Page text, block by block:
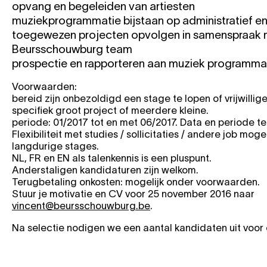
opvang en begeleiden van artiesten
muziekprogrammatie bijstaan op administratief
toegewezen projecten opvolgen in samenspraak
Beursschouwburg team
prospectie en rapporteren aan muziek
Voorwaarden:
bereid zijn onbezoldigd een stage te lopen of
specifiek groot project of meerdere kleine.
periode: 01/2017 tot en met 06/2017. Data en periode
Flexibiliteit met studies / sollicitaties / andere job
langdurige stages.
NL, FR en EN als talenkennis is een pluspunt.
Anderstaligen kandidaturen zijn welkom.
Terugbetaling onkosten: mogelijk onder voorwaarden.
Stuur je motivatie en CV voor 25 november 2016 naar
vincent@beursschouwburg.be.
Na selectie nodigen we een aantal kandidaten uit voor